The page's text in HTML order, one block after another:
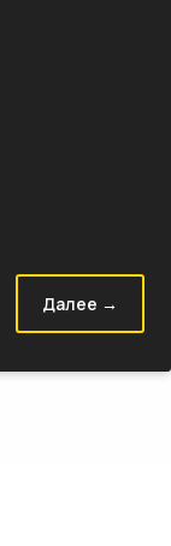
Далее →